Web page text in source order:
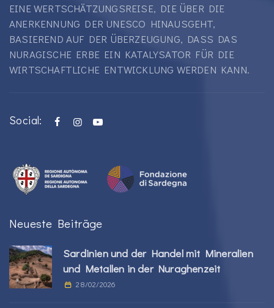
EINE WERTSCHÄTZUNGSREISE, DIE ÜBER DIE
ANERKENNUNG DER UNESCO HINAUSGEHT,
BASIEREND AUF DER ÜBERZEUGUNG, DASS DAS
NURAGISCHE ERBE EIN KATALYSATOR FÜR DIE
WIRTSCHAFTLICHE ENTWICKLUNG WERDEN KANN.
Social:
Neueste Beiträge
Sardinien und der Handel mit Mineralien
und Metallen in der Nuraghenzeit
28/02/2026